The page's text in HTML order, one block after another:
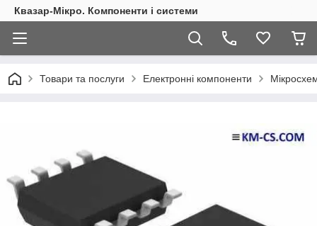
Квазар-Мікро. Компоненти і системи
Товари та послуги Електронні компоненти